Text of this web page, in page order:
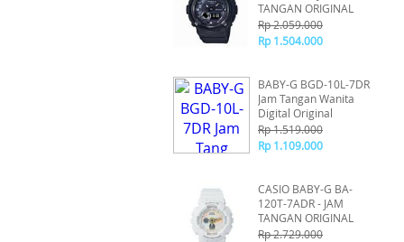
TANGAN ORIGINAL
Rp 2.059.000
Rp 1.504.000
BABY-G BGD-10L-7DR
Jam Tangan Wanita
Digital Original
Rp 1.519.000
Rp 1.109.000
CASIO BABY-G BA-
120T-7ADR - JAM
TANGAN ORIGINAL
Rp 2.729.000